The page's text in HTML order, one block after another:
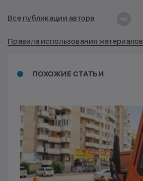
ПОХОЖИЕ СТАТЬИ
Все публикации автора
Правила использования материалов